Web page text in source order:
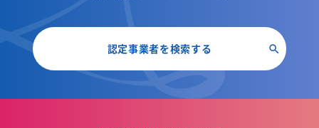
認定事業者を検索する